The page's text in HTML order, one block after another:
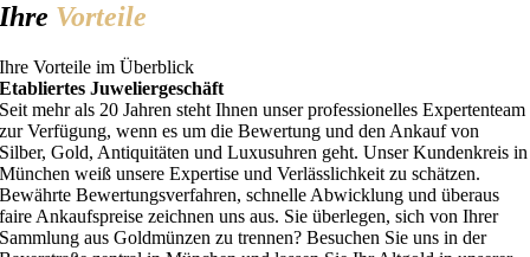
Ihre Vorteile
Ihre Vorteile im Überblick
Etabliertes Juweliergeschäft
Seit mehr als 20 Jahren steht Ihnen unser professionelles Expertenteam
zur Verfügung, wenn es um die Bewertung und den Ankauf von
Silber, Gold, Antiquitäten und Luxusuhren geht. Unser Kundenkreis in
München weiß unsere Expertise und Verlässlichkeit zu schätzen.
Bewährte Bewertungsverfahren, schnelle Abwicklung und überaus
faire Ankaufspreise zeichnen uns aus. Sie überlegen, sich von Ihrer
Sammlung aus Goldmünzen zu trennen? Besuchen Sie uns in der